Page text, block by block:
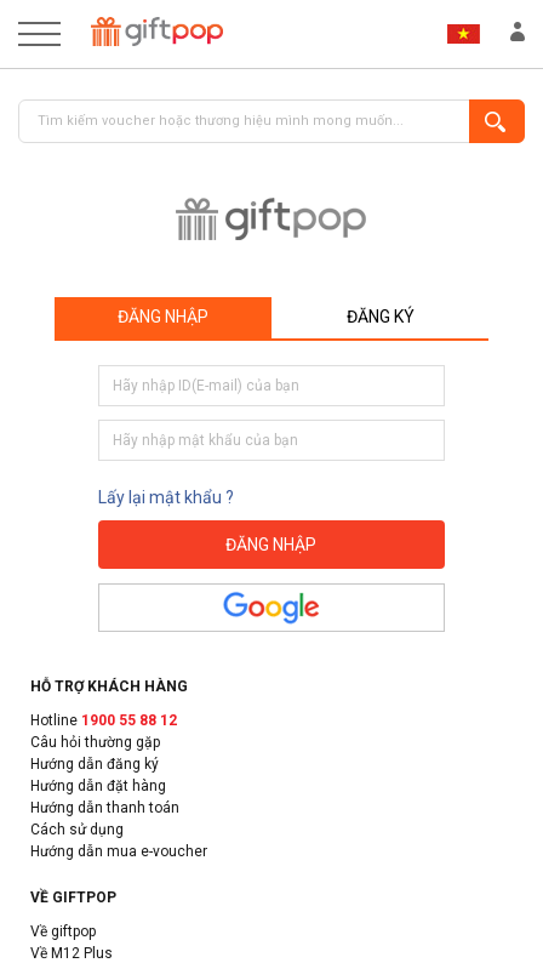
ĐĂNG NHẬP ĐĂNG KÝ
Lấy lại mật khẩu ?
HỖ TRỢ KHÁCH HÀNG
Hotline 1900 55 88 12
Câu hỏi thường gặp
Hướng dẫn đăng ký
Hướng dẫn đặt hàng
Hướng dẫn thanh toán
Cách sử dụng
Hướng dẫn mua e-voucher
VỀ GIFTPOP
Về giftpop
Về M12 Plus